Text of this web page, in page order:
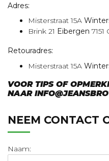
Adres:
Misterstraat 15A
Brink 21 Eibergen 7151
Retouradres:
Misterstraat 15A
VOOR TIPS OF
NAAR
NEEM CONTACT
Naam: